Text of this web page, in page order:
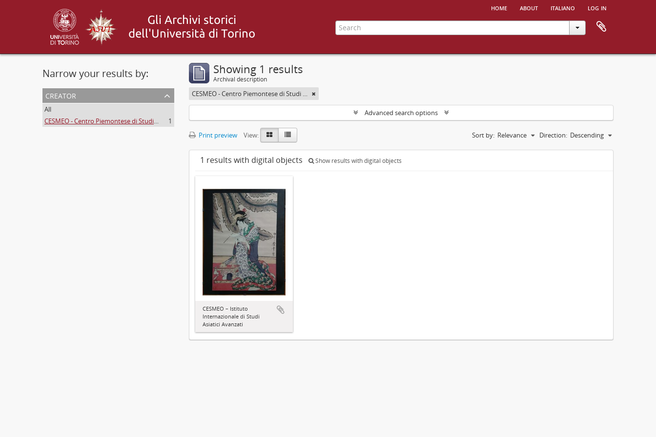
home about italiano log in
Narrow your results by:
creator
All
CESMEO - Centro Piemontese di Studi sul Medio ed Estremo Oriente
1
Showing 1 results
Archival description
CESMEO - Centro Piemontese di Studi sul Medio ed Estremo Oriente
Advanced search options
Print preview View: Sort by: Relevance Direction: Descending
1 results with digital objects Show results with digital objects
CESMEO – Istituto
Internazionale di Studi
Asiatici Avanzati